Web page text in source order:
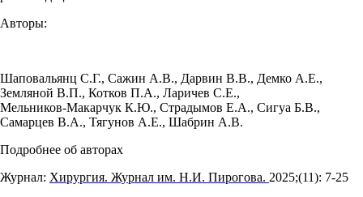
Авторы:
Шаповальянц С.Г., Сажин А.В., Дарвин В.В., Демко А.Е.,
Земляной В.П., Котков П.А., Ларичев С.Е.,
Мельников-Макарчук К.Ю., Страдымов Е.А., Сигуа Б.В.,
Самарцев В.А., Тягунов А.Е., Шабрин А.В.
Подробнее об авторах
Журнал: Хирургия. Журнал им. Н.И. Пирогова. 2025;(11): 7‑25